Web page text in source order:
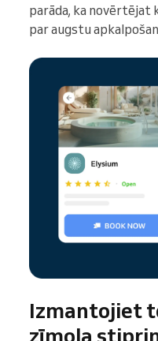
parāda, ka novērtējat
par augstu
Izmantojiet